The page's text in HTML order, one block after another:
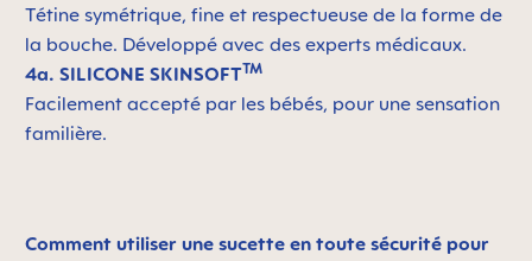
Tétine symétrique, fine et respectueuse de la forme de
la bouche. Développé avec des experts médicaux.
4a. SILICONE SKINSOFTTM
Facilement accepté par les bébés, pour une sensation
familière.
Comment utiliser une sucette en toute sécurité pour